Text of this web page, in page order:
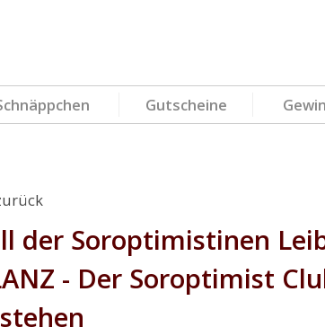
Gutscheine
der Soroptimistinen
- Der Soroptimist